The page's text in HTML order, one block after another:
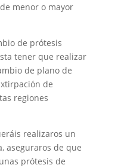
menor o mayor
de prótesis
tener que realizar
de plano de
de
regiones
realizaros un
aseguraros de que
prótesis de